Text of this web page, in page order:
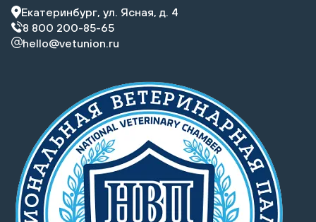
Екатеринбург, ул. Ясная, д. 4
8 800 200-85-65
hello@vetunion.ru